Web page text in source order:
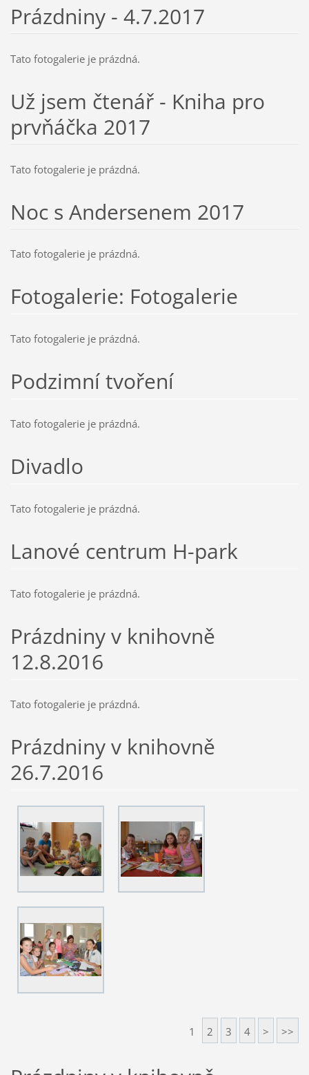
Prázdniny - 4.7.2017
Tato fotogalerie je prázdná.
Už jsem čtenář - Kniha pro
prvňáčka 2017
Tato fotogalerie je prázdná.
Noc s Andersenem 2017
Tato fotogalerie je prázdná.
Fotogalerie: Fotogalerie
Tato fotogalerie je prázdná.
Podzimní tvoření
Tato fotogalerie je prázdná.
Divadlo
Tato fotogalerie je prázdná.
Lanové centrum H-park
Tato fotogalerie je prázdná.
Prázdniny v knihovně
12.8.2016
Tato fotogalerie je prázdná.
Prázdniny v knihovně
26.7.2016
1 2 3 4 > >>